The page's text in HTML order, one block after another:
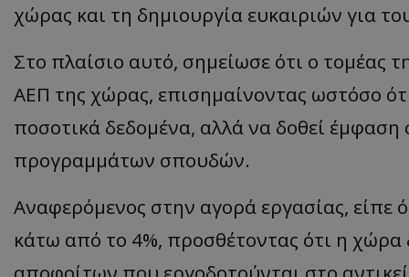
χώρας και τη δημιουργία ευκαιριών για
Στο πλαίσιο αυτό, σημείωσε ότι ο τομέας
ΑΕΠ της χώρας, επισημαίνοντας ωστόσο
ποσοτικά δεδομένα, αλλά να δοθεί
προγραμμάτων σπουδών.
Αναφερόμενος στην αγορά εργασίας, είπε
κάτω από το 4%, προσθέτοντας ότι η
msToken